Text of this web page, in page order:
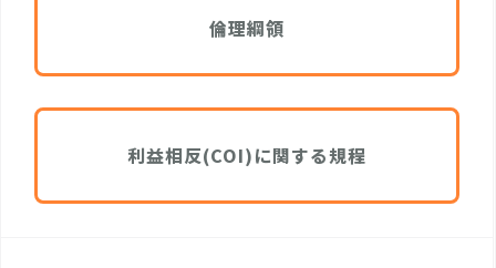
倫理綱領
利益相反(COI)に関する規程